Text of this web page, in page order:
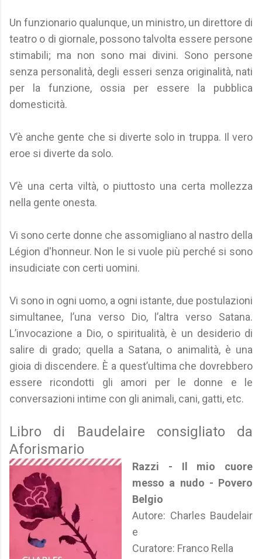
Un funzionario qualunque, un ministro, un direttore di
teatro o di giornale, possono talvolta essere persone
stimabili; ma non sono mai divini. Sono persone
senza personalità, degli esseri senza originalità, nati
per la funzione, ossia per essere la pubblica
domesticità.
V’è anche gente che si diverte solo in truppa. Il vero
eroe si diverte da solo.
V’è una certa viltà, o piuttosto una certa mollezza
nella gente onesta.
Vi sono certe donne che assomigliano al nastro della
Légion d'honneur. Non le si vuole più perché si sono
insudiciate con certi uomini.
Vi sono in ogni uomo, a ogni istante, due postulazioni
simultanee, l’una verso Dio, l’altra verso Satana.
L’invocazione a Dio, o spiritualità, è un desiderio di
salire di grado; quella a Satana, o animalità, è una
gioia di discendere. È a quest’ultima che dovrebbero
essere ricondotti gli amori per le donne e le
conversazioni intime con gli animali, cani, gatti, etc.
Libro di Baudelaire consigliato da
Aforismario
Razzi - Il mio cuore
messo a nudo - Povero
Belgio
Autore: Charles Baudelair
e
Curatore: Franco Rella